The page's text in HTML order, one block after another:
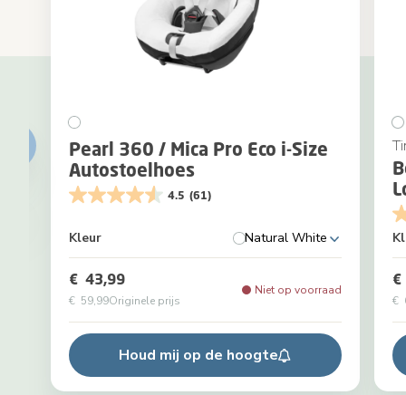
Pearl 360 / Mica Pro Eco i-Size
Autostoelhoes
4.5 (61)
Kleur Natural White
€ 43,99
€ 59,99Originele prijs
Niet op voorraad
Houd mij op de hoogte
€
€